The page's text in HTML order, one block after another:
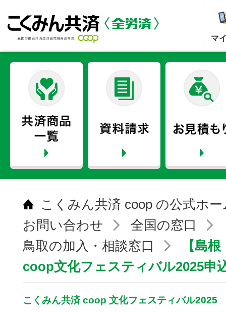
マ
こくみん共済 coop の公式ホ
お問い合わせ
全国の窓口
鳥取の加入・相談窓口
【島
coop文化フェスティバル2025申
こくみん共済 coop 文化フェスティバル2025